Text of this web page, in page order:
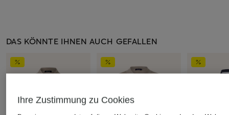
DAS KÖNNTE IHNEN AUCH GEFALLEN
Ihre Zustimmung zu Cookies